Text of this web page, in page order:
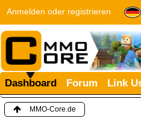
Anmelden oder registrieren
Dashboard Forum Link
MMO-Core.de